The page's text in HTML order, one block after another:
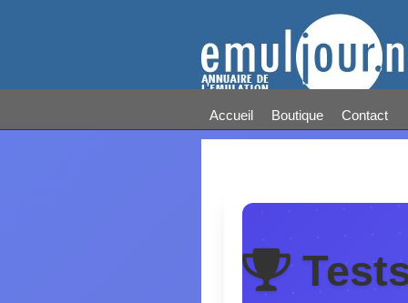
Accueil Boutique Contact